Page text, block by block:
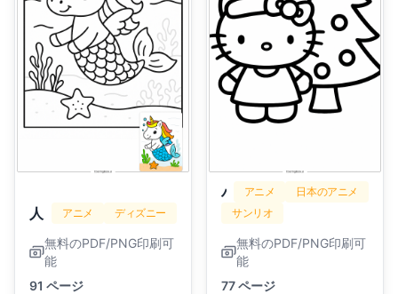
アニメ ディズニー
無料のPDF/PNG印刷可
能
91 ページ
ハローキティアニメ
日本のアニメ
サンリオ
無料のPDF/PNG印刷可
能
77 ページ